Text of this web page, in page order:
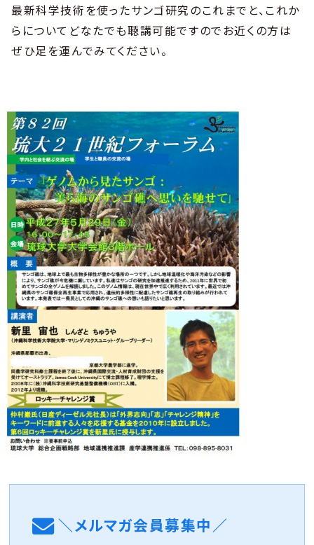
最新科学技術を使ったサンゴ研究のこれまでと、これか
らについてどなたでも聴講可能ですのでお近くの方は
ぜひ足を運んでみてください。
＼メルマガ会員募集中／